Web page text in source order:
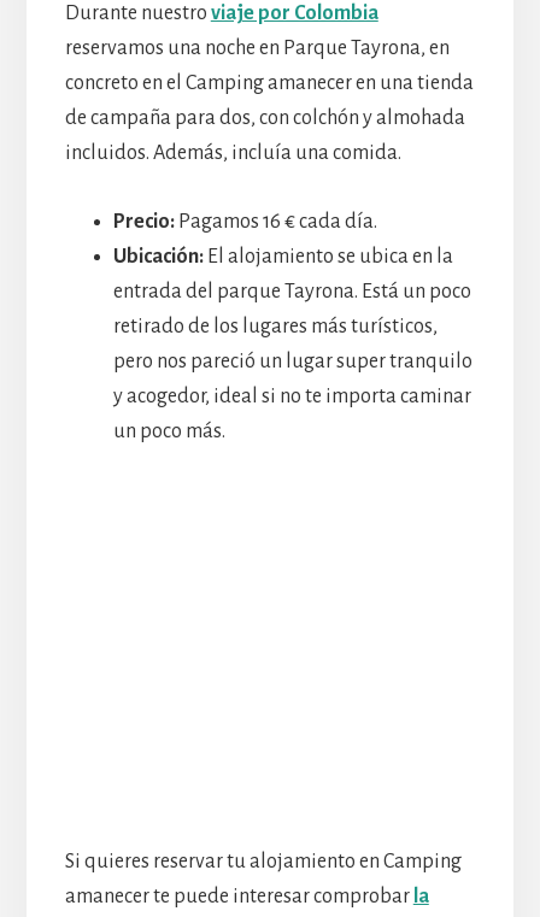
Durante nuestro viaje por Colombia
reservamos una noche en Parque Tayrona, en
concreto en el Camping amanecer en una tienda
de campaña para dos, con colchón y almohada
incluidos. Además, incluía una comida.
Precio:Pagamos 16 € cada día.
Ubicación:El alojamiento se ubica en la
entrada del parque Tayrona. Está un poco
retirado de los lugares más turísticos,
pero nos pareció un lugar super tranquilo
y acogedor, ideal si no te importa caminar
un poco más.
Si quieres reservar tu alojamiento en Camping
amanecer te puede interesar comprobar la